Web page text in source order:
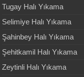
Tugay Halı Yıkama
Selimiye Halı Yıkama
Şahinbey Halı Yıkama
Şehitkamil Halı Yıkama
Zeytinli Halı Yıkama